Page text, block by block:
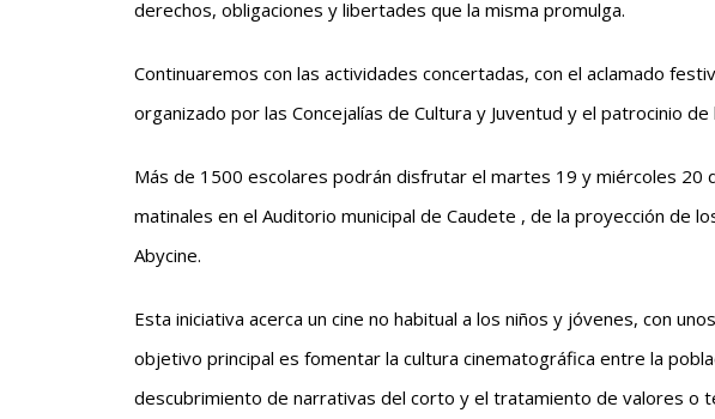
derechos, obligaciones y libertades que la misma promulga.
Continuaremos con las actividades concertadas, con el aclamado
organizado por las Concejalías de Cultura y Juventud y el patrocinio
Más de 1500 escolares podrán disfrutar el martes 19 y miércoles 20
matinales en el Auditorio municipal de Caudete , de la proyección de
Abycine.
Esta iniciativa acerca un cine no habitual a los niños y jóvenes, con
objetivo principal es fomentar la cultura cinematográfica entre la
descubrimiento de narrativas del corto y el tratamiento de valores o